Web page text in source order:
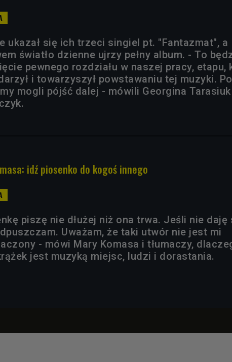
ukazał się ich trzeci singiel pt. "Fantazmat", a
światło dzienne ujrzy pełny album. - To
pewnego rozdziału w naszej pracy, etapu,
i towarzyszył powstawaniu tej muzyki.
mogli pójść dalej - mówili Georgina
idź piosenko do kogoś innego
piszę nie dłużej niż ona trwa. Jeśli nie daję
Uważam, że taki utwór nie jest mi
- mówi Mary Komasa i tłumaczy,
jest muzyką miejsc, ludzi i dorastania.